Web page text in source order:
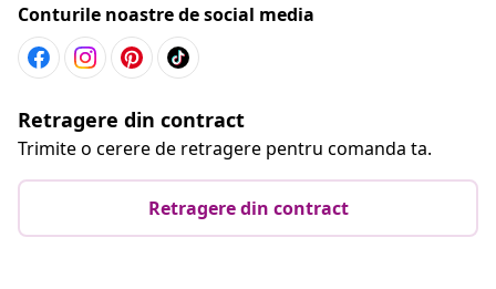
Conturile noastre de social media
Retragere din contract
Trimite o cerere de retragere pentru comanda ta.
Retragere din contract